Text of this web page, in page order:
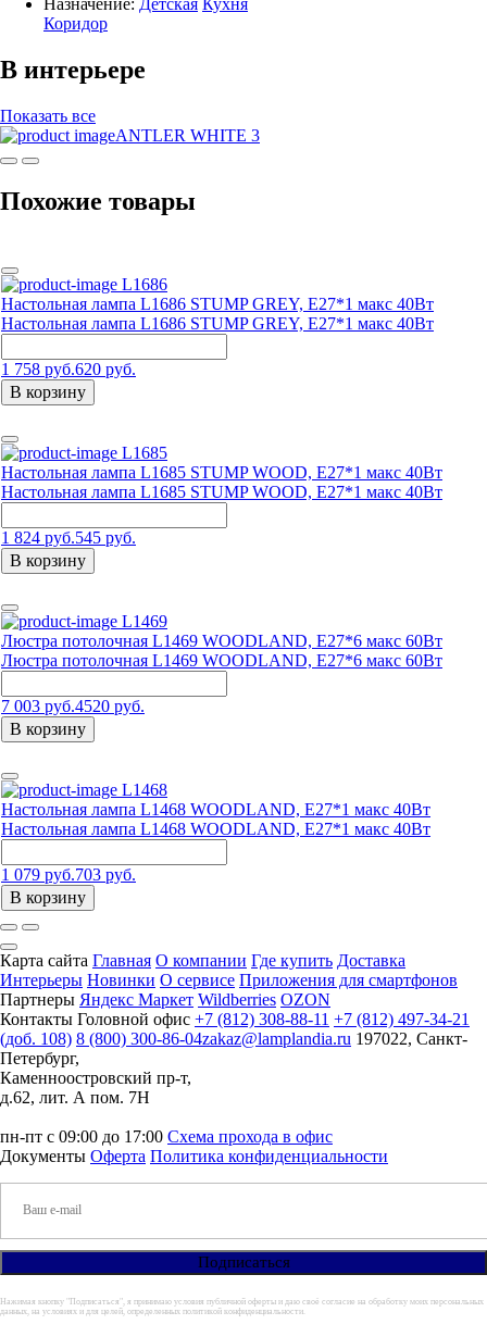
Назначение: Детская Кухня
Коридор
В интерьере
Показать все
ANTLER WHITE 3
Похожие товары
L1686
Настольная лампа L1686 STUMP GREY, E27*1 макс 40Вт
Настольная лампа L1686 STUMP GREY, E27*1 макс 40Вт
1 758 руб.620 руб.
В корзину
L1685
Настольная лампа L1685 STUMP WOOD, E27*1 макс 40Вт
Настольная лампа L1685 STUMP WOOD, E27*1 макс 40Вт
1 824 руб.545 руб.
В корзину
L1469
Люстра потолочная L1469 WOODLAND, Е27*6 макс 60Вт
Люстра потолочная L1469 WOODLAND, Е27*6 макс 60Вт
7 003 руб.4520 руб.
В корзину
L1468
Настольная лампа L1468 WOODLAND, Е27*1 макс 40Вт
Настольная лампа L1468 WOODLAND, Е27*1 макс 40Вт
1 079 руб.703 руб.
В корзину
Карта сайта Главная О компании Где купить Доставка
Интерьеры Новинки О сервисе Приложения для смартфонов
Партнеры Яндекс Маркет Wildberries OZON
Контакты Головной офис +7 (812) 308-88-11 +7 (812) 497-34-21
(доб. 108) 8 (800) 300-86-04zakaz@lamplandia.ru 197022, Санкт-
Петербург,
Каменноостровский пр-т,
д.62, лит. А пом. 7Н
пн-пт с 09:00 до 17:00 Схема прохода в офис
Документы Оферта Политика конфиденциальности
Нажимая кнопку "Подписаться", я принимаю условия публичной оферты и даю своё согласие на обработку моих персональных
данных, на условиях и для целей, определенных политикой конфиденциальности.